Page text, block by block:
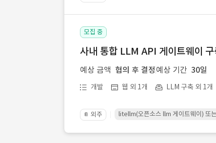
모집 중
사내 통합 LLM API 게이트웨이
예상 금액 협의 후 결정 예상 기간 30일
개발 웹 외 1개 LLM 구축 외 1개
📔 외주 litellm(오픈소스 llm 게이트웨이) 또